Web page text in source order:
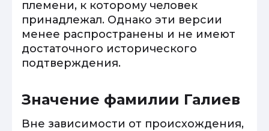
племени, к которому человек
принадлежал. Однако эти версии
менее распространены и не имеют
достаточного исторического
подтверждения.
Значение фамилии Галиев
Вне зависимости от происхождения,